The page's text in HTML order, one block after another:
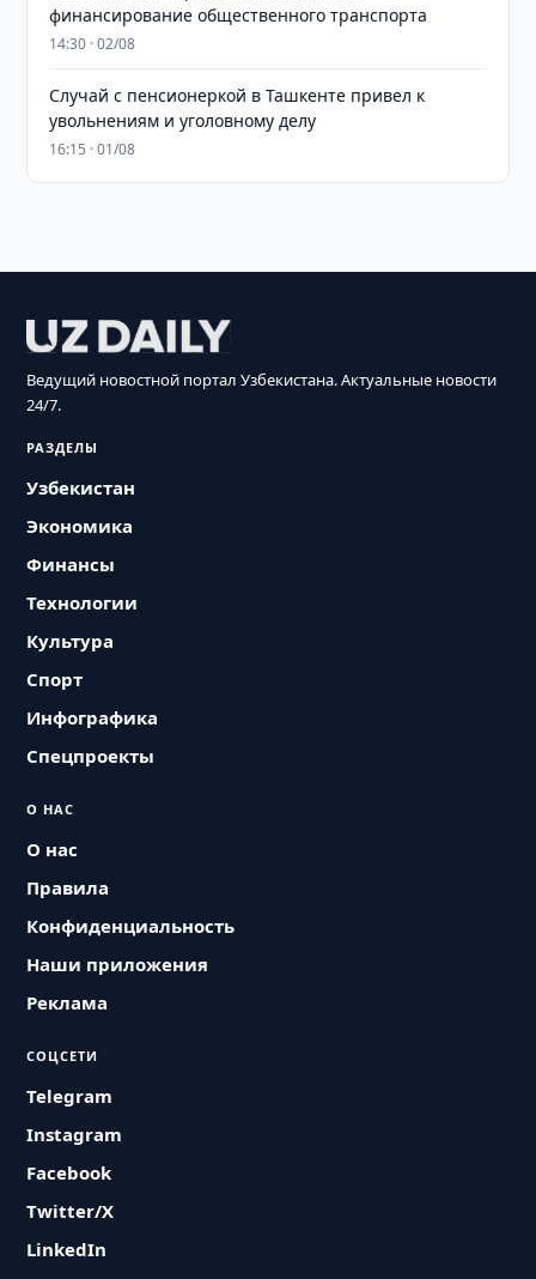
финансирование общественного транспорта
14:30 · 02/08
Случай с пенсионеркой в Ташкенте привел к
увольнениям и уголовному делу
16:15 · 01/08
Ведущий новостной портал Узбекистана. Актуальные новости
24/7.
РАЗДЕЛЫ
Узбекистан
Экономика
Финансы
Технологии
Культура
Спорт
Инфографика
Спецпроекты
О НАС
О нас
Правила
Конфиденциальность
Наши приложения
Реклама
СОЦСЕТИ
Telegram
Instagram
Facebook
Twitter/X
LinkedIn